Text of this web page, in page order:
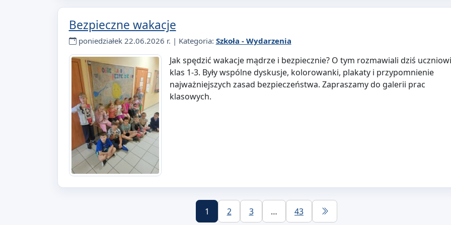
Bezpieczne wakacje
poniedziałek 22.06.2026 r. | Kategoria: Szkoła - Wydarzenia
Jak spędzić wakacje mądrze i bezpiecznie? O tym rozmawiali dziś
klas 1-3. Były wspólne dyskusje, kolorowanki, plakaty i przypomnienie
najważniejszych zasad bezpieczeństwa. Zapraszamy do galerii prac
klasowych.
1 2 3 … 43 Następna strona